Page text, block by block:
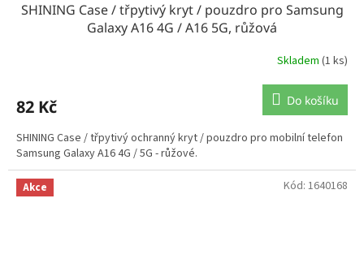
SHINING Case / třpytivý kryt / pouzdro pro Samsung
Galaxy A16 4G / A16 5G, růžová
Skladem (1 ks)
82 Kč Do košíku
SHINING Case / třpytivý ochranný kryt / pouzdro pro mobilní telefon
Samsung Galaxy A16 4G / 5G - růžové.
Akce Kód: 1640168